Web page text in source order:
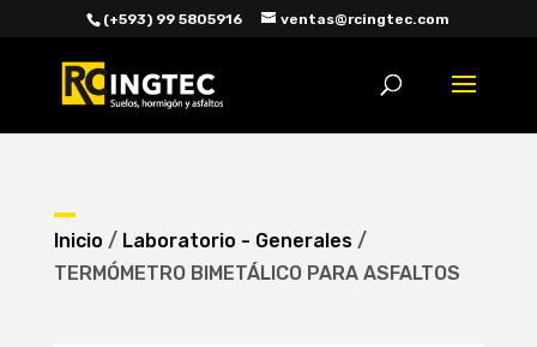
(+593) 99 5805916 ventas@rcingtec.com
Inicio / Laboratorio - Generales/
TERMÓMETRO BIMETÁLICO PARA ASFALTOS